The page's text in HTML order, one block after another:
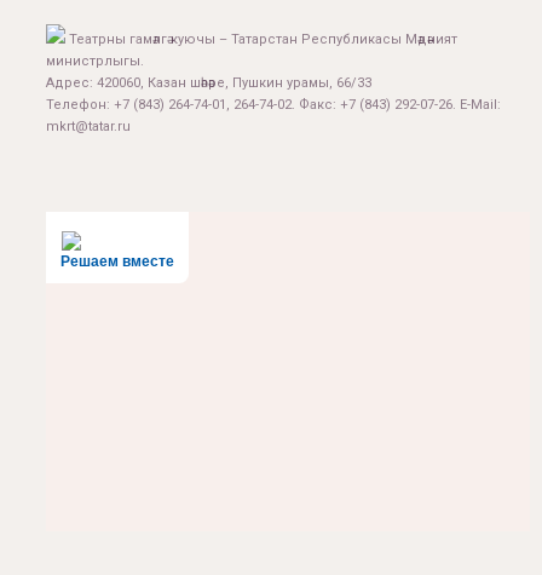
Театрны гамәлгә куючы – Татарстан Республикасы Мәдәният
министрлыгы.
Адрес: 420060, Казан шәһәре, Пушкин урамы, 66/33
Телефон: +7 (843) 264-74-01, 264-74-02. Факс: +7 (843) 292-07-26. E-Mail:
mkrt@tatar.ru
Решаем вместе